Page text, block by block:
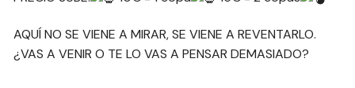
AQUÍ NO SE VIENE A MIRAR, SE VIENE A REVENTARLO.
¿VAS A VENIR O TE LO VAS A PENSAR DEMASIADO?